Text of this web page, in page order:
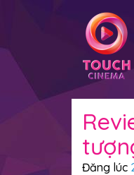
Đăng lúc